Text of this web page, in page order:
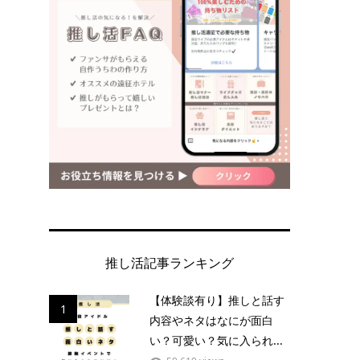
推し活記事ランキング
1
【体験談有り】推しと話す
内容やネタはなにが面白
い？可愛い？気に入られ...